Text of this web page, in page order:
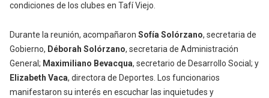
condiciones de los clubes en Tafí Viejo.
Durante la reunión, acompañaron Sofía Solórzano, secretaria de
Gobierno, Déborah Solórzano, secretaria de Administración
General; Maximiliano Bevacqua, secretario de Desarrollo Social; y
Elizabeth Vaca, directora de Deportes. Los funcionarios
manifestaron su interés en escuchar las inquietudes y